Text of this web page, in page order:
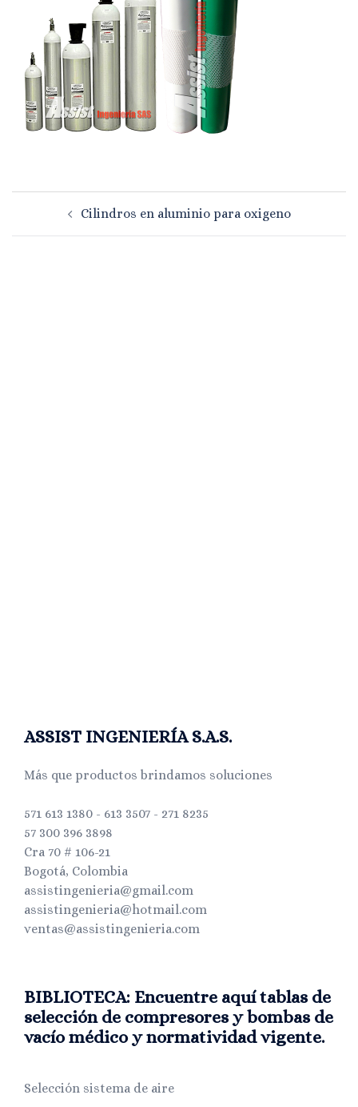
Navegación
Cilindros en aluminio para oxigeno
ASSIST INGENIERÍA S.A.S.
Más que productos brindamos soluciones
571 613 1380 - 613 3507 - 271 8235
57 300 396 3898
Cra 70 # 106-21
Bogotá, Colombia
assistingenieria@gmail.com
assistingenieria@hotmail.com
ventas@assistingenieria.com
BIBLIOTECA: Encuentre aquí tablas de
selección de compresores y bombas de
vacío médico y normatividad vigente.
Selección sistema de aire